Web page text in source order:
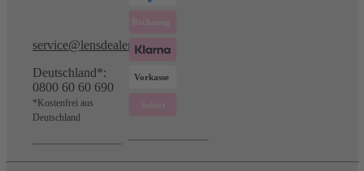
service@lensdealer.com
Deutschland*:
0800 60 60 690
*Kostenfrei aus
Deutschland